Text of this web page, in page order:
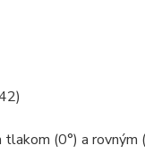
(0°) a